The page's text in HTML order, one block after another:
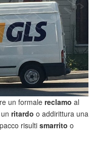
un formalereclamo al
unritardo o addirittura una
risultismarrito o